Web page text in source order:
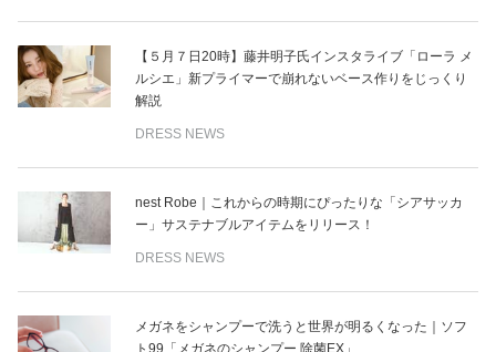
【５月７日20時】藤井明子氏インスタライブ「ローラ メ
ルシエ」新プライマーで崩れないベース作りをじっくり
解説
DRESS NEWS
nest Robe｜これからの時期にぴったりな「シアサッカ
ー」サステナブルアイテムをリリース！
DRESS NEWS
メガネをシャンプーで洗うと世界が明るくなった｜ソフ
ト99「メガネのシャンプー 除菌EX」